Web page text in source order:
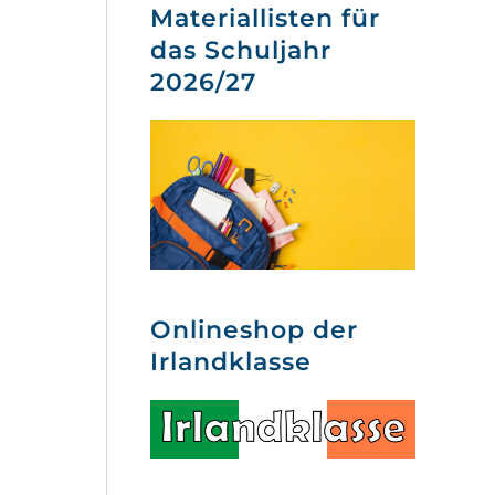
Materiallisten für
das Schuljahr
2026/27
Onlineshop der
Irlandklasse